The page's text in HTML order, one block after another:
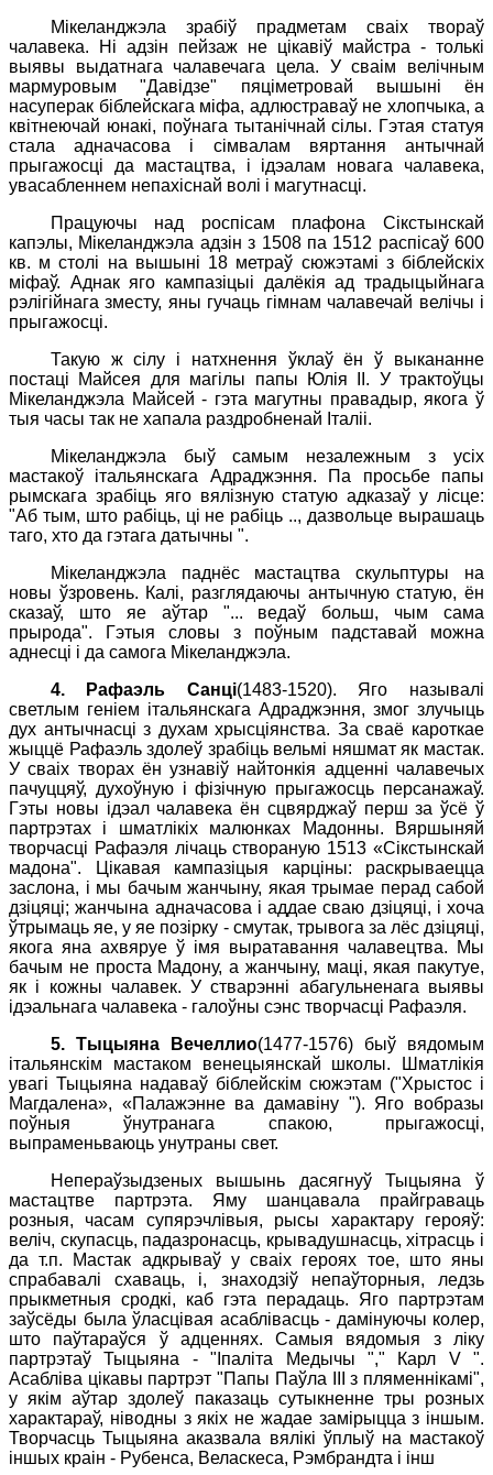
Мікеланджэла зрабіў прадметам сваіх твораў
чалавека. Ні адзін пейзаж не цікавіў майстра - толькі
выявы выдатнага чалавечага цела. У сваім велічным
мармуровым "Давідзе" пяціметровай вышыні ён
насуперак біблейскага міфа, адлюстраваў не хлопчыка, а
квітнеючай юнакі, поўнага тытанічнай сілы. Гэтая статуя
стала адначасова і сімвалам вяртання антычнай
прыгажосці да мастацтва, і ідэалам новага чалавека,
увасабленнем непахіснай волі і магутнасці.
Працуючы над роспісам плафона Сікстынскай
капэлы, Мікеланджэла адзін з 1508 па 1512 распісаў 600
кв. м столі на вышыні 18 метраў сюжэтамі з біблейскіх
міфаў. Аднак яго кампазіцыі далёкія ад традыцыйнага
рэлігійнага зместу, яны гучаць гімнам чалавечай велічы і
прыгажосці.
Такую ж сілу і натхнення ўклаў ён ў выкананне
постаці Майсея для магілы папы Юлія II. У трактоўцы
Мікеланджэла Майсей - гэта магутны правадыр, якога ў
тыя часы так не хапала раздробненай Італіі.
Мікеланджэла быў самым незалежным з усіх
мастакоў італьянскага Адраджэння. Па просьбе папы
рымскага зрабіць яго вялізную статую адказаў у лісце:
"Аб тым, што рабіць, ці не рабіць .., дазвольце вырашаць
таго, хто да гэтага датычны ".
Мікеланджэла паднёс мастацтва скульптуры на
новы ўзровень. Калі, разглядаючы антычную статую, ён
сказаў, што яе аўтар "... ведаў больш, чым сама
прырода". Гэтыя словы з поўным падставай можна
аднесці і да самога Мікеланджэла.
4. Рафаэль Санці(1483-1520). Яго называлі
светлым геніем італьянскага Адраджэння, змог злучыць
дух антычнасці з духам хрысціянства. За сваё кароткае
жыццё Рафаэль здолеў зрабіць вельмі няшмат як мастак.
У сваіх творах ён узнавіў найтонкія адценні чалавечых
пачуццяў, духоўную і фізічную прыгажосць персанажаў.
Гэты новы ідэал чалавека ён сцвярджаў перш за ўсё ў
партрэтах і шматлікіх малюнках Мадонны. Вяршыняй
творчасці Рафаэля лічаць створаную 1513 «Сікстынскай
мадона". Цікавая кампазіцыя карціны: раскрываецца
заслона, і мы бачым жанчыну, якая трымае перад сабой
дзiцяцi; жанчына адначасова і аддае сваю дзіцяці, і хоча
ўтрымаць яе, у яе позірку - смутак, трывога за лёс дзіцяці,
якога яна ахвяруе ў імя выратавання чалавецтва. Мы
бачым не проста Мадону, а жанчыну, маці, якая пакутуе,
як і кожны чалавек. У стварэнні абагульненага выявы
ідэальнага чалавека - галоўны сэнс творчасці Рафаэля.
5. Тыцыяна Вечеллио(1477-1576) быў вядомым
італьянскім мастаком венецыянскай школы. Шматлікія
увагі Тыцыяна надаваў біблейскім сюжэтам ("Хрыстос і
Магдалена», «Палажэнне ва дамавіну "). Яго вобразы
поўныя ўнутранага спакою, прыгажосці,
выпраменьваюць унутраны свет.
Непераўзыдзеных вышынь дасягнуў Тыцыяна ў
мастацтве партрэта. Яму шанцавала прайграваць
розныя, часам супярэчлівыя, рысы характару герояў:
веліч, скупасць, падазронасць, крывадушнасць, хітрасць і
да т.п. Мастак адкрываў у сваіх героях тое, што яны
спрабавалі схаваць, і, знаходзіў непаўторныя, ледзь
прыкметныя сродкі, каб гэта перадаць. Яго партрэтам
заўсёды была ўласцівая асаблівасць - дамінуючы колер,
што паўтараўся ў адценнях. Самыя вядомыя з ліку
партрэтаў Тыцыяна - "Іпаліта Медычы "," Карл V ".
Асабліва цікавы партрэт "Папы Паўла III з пляменнікамі",
у якім аўтар здолеў паказаць сутыкненне тры розных
характараў, ніводны з якіх не жадае замірыцца з іншым.
Творчасць Тыцыяна аказвала вялікі ўплыў на мастакоў
іншых краін - Рубенса, Веласкеса, Рэмбрандта і інш